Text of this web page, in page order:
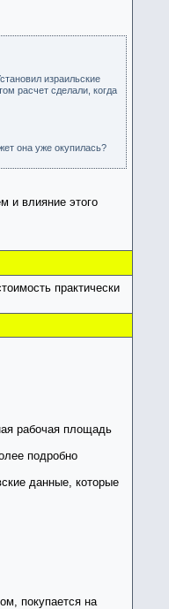
израильские
расчет сделали, когда
она уже окупилась?
и влияние этого
практически
рабочая площадь
подробно
данные, которые
покупается на